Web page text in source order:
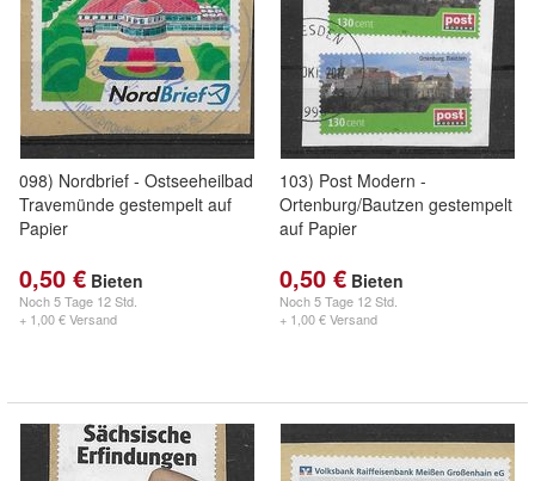
098) Nordbrief - Ostseeheilbad
Travemünde gestempelt auf
Papier
0,50 € Bieten
Noch5 Tage 12 Std.
+ 1,00 € Versand
103) Post Modern -
Ortenburg/Bautzen gestempelt
auf Papier
0,50 € Bieten
Noch5 Tage 12 Std.
+ 1,00 € Versand